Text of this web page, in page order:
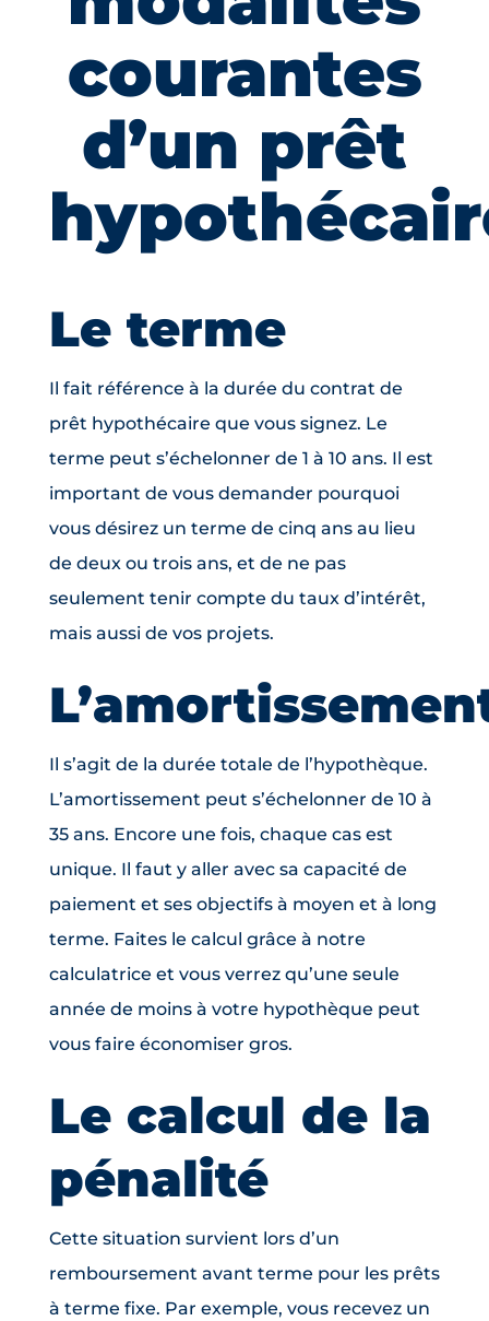
courantes
d’un prêt
Le terme
Il fait référence à la durée du contrat de
prêt hypothécaire que vous signez. Le
terme peut s’échelonner de 1 à 10 ans. Il est
important de vous demander pourquoi
vous désirez un terme de cinq ans au lieu
de deux ou trois ans, et de ne pas
seulement tenir compte du taux d’intérêt,
mais aussi de vos projets.
Il s’agit de la durée totale de l’hypothèque.
L’amortissement peut s’échelonner de 10 à
35 ans. Encore une fois, chaque cas est
unique. Il faut y aller avec sa capacité de
paiement et ses objectifs à moyen et à long
terme. Faites le calcul grâce à notre
calculatrice et vous verrez qu’une seule
année de moins à votre hypothèque peut
vous faire économiser gros.
Le calcul de la
pénalité
Cette situation survient lors d’un
remboursement avant terme pour les prêts
à terme fixe. Par exemple, vous recevez un